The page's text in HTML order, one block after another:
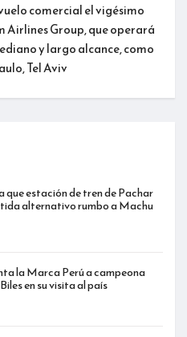
comercial el vigésimo
Airlines Group, que operará
y largo alcance, como
Tel Aviv
estación de tren de Pachar
alternativo rumbo a Machu
la Marca Perú a campeona
en su visita al país